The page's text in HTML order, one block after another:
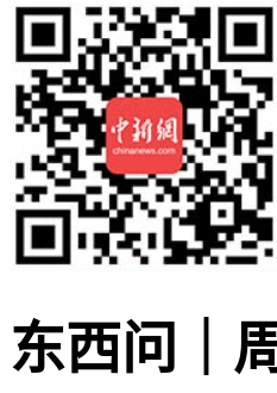
东西问｜